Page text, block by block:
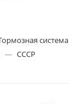
система
— СССР